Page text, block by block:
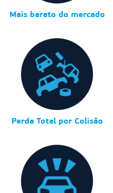
Mais barato do mercado
Perda Total por Colisão